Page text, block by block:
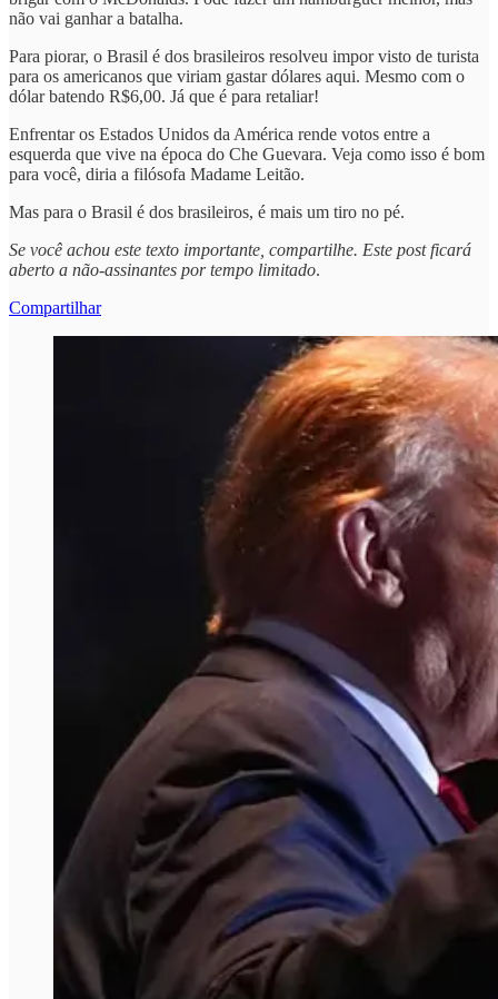
não vai ganhar a batalha.
Para piorar, o Brasil é dos brasileiros resolveu impor visto de turista
para os americanos que viriam gastar dólares aqui. Mesmo com o
dólar batendo R$6,00. Já que é para retaliar!
Enfrentar os Estados Unidos da América rende votos entre a
esquerda que vive na época do Che Guevara. Veja como isso é bom
para você, diria a filósofa Madame Leitão.
Mas para o Brasil é dos brasileiros, é mais um tiro no pé.
Se você achou este texto importante, compartilhe. Este post ficará
aberto a não-assinantes por tempo limitado.
Compartilhar